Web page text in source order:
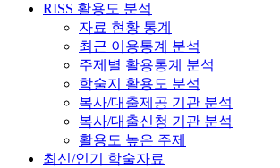
RISS 활용도 분석
자료 현황 통계
최근 이용통계 분석
주제별 활용통계 분석
학술지 활용도 분석
복사/대출제공 기관 분석
복사/대출신청 기관 분석
활용도 높은 주제
최신/인기 학술자료